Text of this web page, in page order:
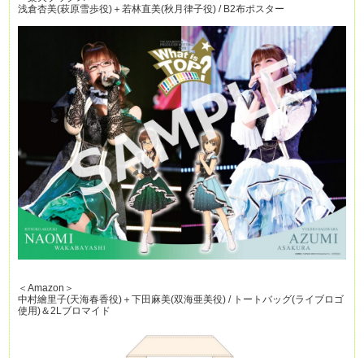
浅倉杏美(萩原雪歩役)＋若林直美(秋月律子役) / B2布ポスター
＜Amazon＞
中村繪里子(天海春香役)＋下田麻美(双海亜美役) / トートバッグ(ライブロゴ
使用)＆2Lブロマイド